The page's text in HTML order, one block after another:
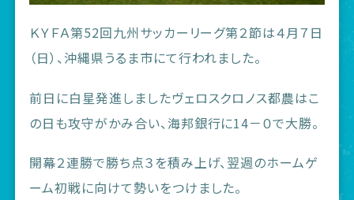
ＫＹＦＡ第52回九州サッカーリーグ第２節は４月７日
（日）、沖縄県うるま市にて行われました。
前日に白星発進しましたヴェロスクロノス都農はこ
の日も攻守がかみ合い、海邦銀行に14－０で大勝。
開幕２連勝で勝ち点３を積み上げ、翌週のホームゲ
ーム初戦に向けて勢いをつけました。